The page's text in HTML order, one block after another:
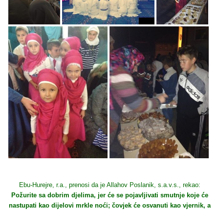
Ebu-Hurejre, r.a., prenosi da je Allahov Poslanik, s.a.v.s., rekao:
Požurite sa dobrim djelima, jer će se pojavljivati smutnje koje će
nastupati kao dijelovi mrkle noći; čovjek će osvanuti kao vjernik, a